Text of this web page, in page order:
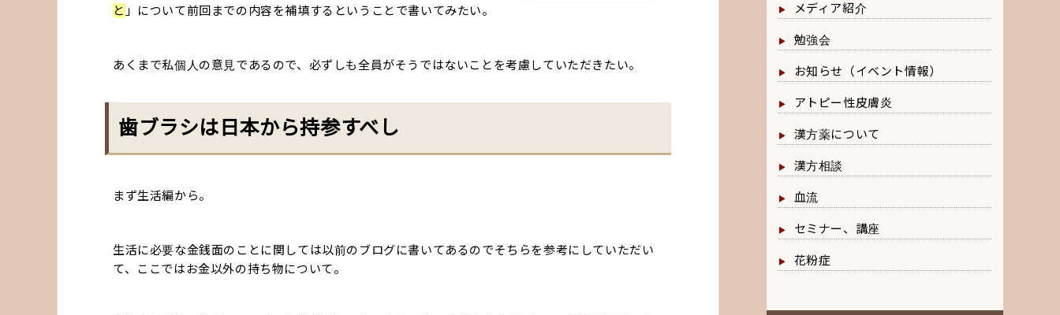
と 」について前回までの内容を補填するということで書いてみたい。
あくまで私個人の意見であるので、必ずしも全員がそうではないことを考慮していただきたい。
歯ブラシは日本から持参すべし
まず生活編から。
生活に必要な金銭面のことに関しては以前のブログに書いてあるのでそちらを参考にしていただい
て、ここではお金以外の持ち物について。
メディア紹介
勉強会
お知らせ（イベント情報）
アトピー性皮膚炎
漢方薬について
漢方相談
血流
セミナー、講座
花粉症